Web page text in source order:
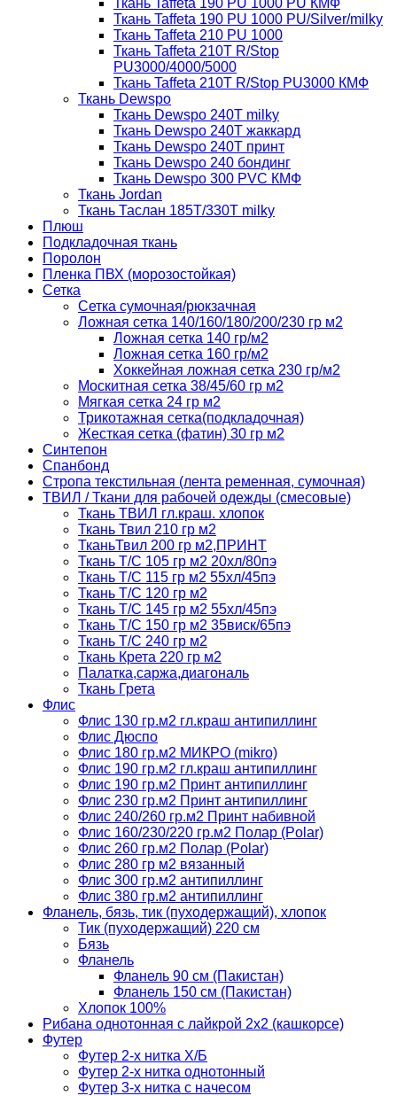
Ткань Taffeta 190 PU 1000 PU КМФ
Ткань Taffeta 190 PU 1000 PU/Silver/milky
Ткань Taffeta 210 PU 1000
Ткань Taffeta 210Т R/Stop
PU3000/4000/5000
Ткань Taffeta 210Т R/Stop PU3000 КМФ
Ткань Dewspo
Ткань Dewspo 240Т milky
Ткань Dewspo 240T жаккард
Ткань Dewspo 240Т принт
Ткань Dewspo 240 бондинг
Ткань Dewspo 300 PVC КМФ
Ткань Jordan
Ткань Таслан 185T/330T milky
Плюш
Подкладочная ткань
Поролон
Пленка ПВХ (морозостойкая)
Сетка
Сетка сумочная/рюкзачная
Ложная сетка 140/160/180/200/230 гр м2
Ложная сетка 140 гр/м2
Ложная сетка 160 гр/м2
Хоккейная ложная сетка 230 гр/м2
Москитная сетка 38/45/60 гр м2
Мягкая сетка 24 гр м2
Трикотажная сетка(подкладочная)
Жесткая сетка (фатин) 30 гр м2
Синтепон
Спанбонд
Стропа текстильная (лента ременная, сумочная)
ТВИЛ / Ткани для рабочей одежды (смесовые)
Ткань ТВИЛ гл.краш. хлопок
Ткань Твил 210 гр м2
ТканьТвил 200 гр м2,ПРИНТ
Ткань Т/C 105 гр м2 20хл/80пэ
Ткань Т/C 115 гр м2 55хл/45пэ
Ткань Т/C 120 гр м2
Ткань Т/C 145 гр м2 55хл/45пэ
Ткань Т/C 150 гр м2 35виск/65пэ
Ткань Т/C 240 гр м2
Ткань Крета 220 гр м2
Палатка,саржа,диагональ
Ткань Грета
Флис
Флис 130 гр.м2 гл.краш антипиллинг
Флис Дюспо
Флис 180 гр.м2 МИКРО (mikro)
Флис 190 гр.м2 гл.краш антипиллинг
Флис 190 гр.м2 Принт антипиллинг
Флис 230 гр.м2 Принт антипиллинг
Флис 240/260 гр.м2 Принт набивной
Флис 160/230/220 гр.м2 Полар (Polar)
Флис 260 гр.м2 Полар (Polar)
Флис 280 гр м2 вязанный
Флис 300 гр.м2 антипиллинг
Флис 380 гр.м2 антипиллинг
Фланель, бязь, тик (пуходержащий), хлопок
Тик (пуходержащий) 220 см
Бязь
Фланель
Фланель 90 см (Пакистан)
Фланель 150 см (Пакистан)
Хлопок 100%
Рибана однотонная с лайкрой 2х2 (кашкорсе)
Футер
Футер 2-х нитка Х/Б
Футер 2-х нитка однотонный
Футер 3-х нитка с начесом